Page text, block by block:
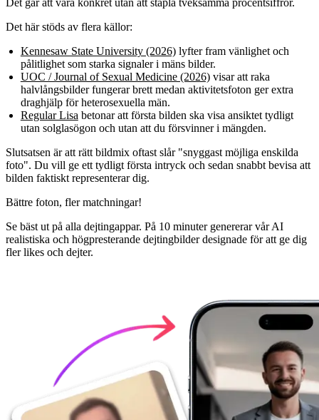
Det här stöds av flera källor:
Kennesaw State University (2026)lyfter fram vänlighet och
pålitlighet som starka signaler i mäns bilder.
UOC / Journal of Sexual Medicine (2026)visar att raka
halvlångsbilder fungerar brett medan aktivitetsfoton ger extra
draghjälp för heterosexuella män.
Regular Lisa betonar att första bilden ska visa ansiktet tydligt
utan solglasögon och utan att du försvinner i mängden.
Slutsatsen är att rätt bildmix oftast slår "snyggast möjliga enskilda
foto". Du vill ge ett tydligt första intryck och sedan snabbt bevisa att
bilden faktiskt representerar dig.
Bättre foton, fler matchningar!
Se bäst ut på alla dejtingappar. På 10 minuter genererar vår AI
realistiska och högpresterande dejtingbilder designade för att ge dig
fler likes och dejter.